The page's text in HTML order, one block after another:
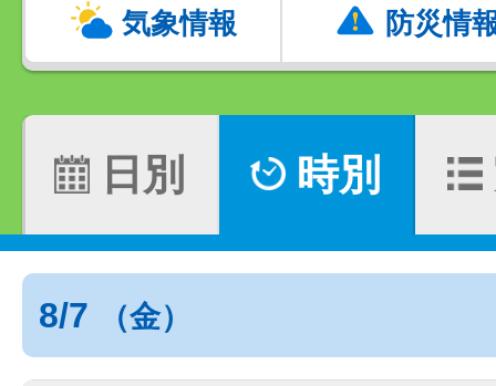
気象情報 防災情
日別 時別
8/7 （金）